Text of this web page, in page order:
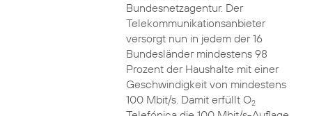
Bundesnetzagentur. Der
Telekommunikationsanbieter
versorgt nun in jedem der 16
Bundesländer mindestens 98
Prozent der Haushalte mit einer
Geschwindigkeit von mindestens
100 Mbit/s. Damit erfüllt O2